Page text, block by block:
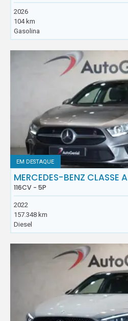
2026
104 km
Gasolina
EM DESTAQUE
MERCEDES-BENZ CLASSE A
116CV - 5P
2022
157.348 km
Diesel